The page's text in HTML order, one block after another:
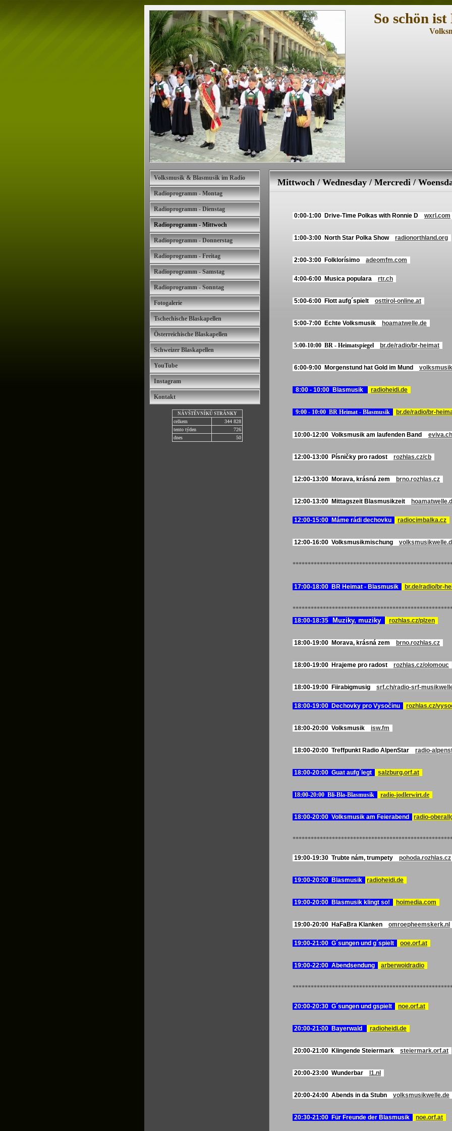
So schön
Mittwoch / Wednesday / Mercredi /
0:00-1:00 Drive-Time Polkas with Ronnie D wxrl.com
1:00-3:00 North Star Polka Show radionorthland.org
2:00-3:00 Folklorísimo adeomfm.com
4:00-6:00 Musica populara rtr.ch
5:00-6:00 Flott aufg´spielt osttirol-online.at
5:00-7:00 Echte Volksmusik hoamatwelle.de
5:00-10:00 BR - Heimatspiegel br.de/radio/br-heimat
6:00-9:00 Morgenstund hat Gold im Mund
8:00 - 10:00 Blasmusik radioheidi.de
9:00 - 10:00 BR Heimat - Blasmusik br.de/radio/br-
10:00-12:00 Volksmusik am laufenden Band eviva.ch
12:00-13:00 Písničky pro radost rozhlas.cz/cb
12:00-13:00 Morava, krásná zem brno.rozhlas.cz
12:00-13:00 Mittagszeit Blasmusikzeit
12:00-15:00 Máme rádi dechovku radiocimbalka.cz
12:00-16:00 Volksmusikmischung
17:00-18:00 BR Heimat - Blasmusik br.de/radio/br-
18:00-18:35 Muziky, muziky rozhlas.cz/plzen
18:00-19:00 Morava, krásná zem brno.rozhlas.cz
18:00-19:00 Hrajeme pro radost rozhlas.cz/olomouc
18:00-19:00 Fiirabigmusig srf.ch/radio-srf-
18:00-19:00 Dechovky pro Vysočinu rozhlas.cz/
18:00-20:00 Volksmusik isw.fm
18:00-20:00 Treffpunkt Radio AlpenStar radio-
18:00-20:00 Guat aufg´legt salzburg.orf.at
18:00-20:00 Bli-Bla-Blasmusik radio-jodlerwirt.de
18:00-20:00 Volksmusik am Feierabend radio-
19:00-19:30 Trubte nám, trumpety pohoda.rozhlas.cz
19:00-20:00 Blasmusik radioheidi.de
19:00-20:00 Blasmusik klingt so! hoimedia.com
19:00-20:00 HaFaBra Klanken omroepheemskerk.nl
19:00-21:00 G´sungen und g´spielt ooe.orf.at
19:00-22:00 Abendsendung arberwoidradio
20:00-20:30 G´sungen und gspielt noe.orf.at
20:00-21:00 Bayerwald radioheidi.de
20:00-21:00 Klingende Steiermark steiermark.orf.at
20:00-23:00 Wunderbar l1.nl
20:00-24:00 Abends in da Stubn volksmusikwelle.de
20:30-21:00 Für Freunde der Blasmusik noe.orf.at
Volksmusik & Blasmusik im Radio
Radioprogramm - Montag
Radioprogramm - Dienstag
Radioprogramm - Mittwoch
Radioprogramm - Donnerstag
Radioprogramm - Freitag
Radioprogramm - Samstag
Radioprogramm - Sonntag
Fotogalerie
Tschechische Blaskapellen
Österreichische Blaskapellen
Schweizer Blaskapellen
YouTube
Instagram
Kontakt
NÁVŠTĚVNÍKŮ STRÁNKY
celkem
344 828
tento týden
726
dnes
50